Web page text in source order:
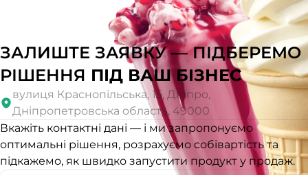
ЗАЛИШТЕ ЗАЯВКУ — ПІДБЕРЕМО
РІШЕННЯ ПІД ВАШ БІЗНЕС
вулиця Краснопільська, 15, Дніпро,
Дніпропетровська область, 49000
Вкажіть контактні дані — і ми запропонуємо
оптимальні рішення, розрахуємо собівартість та
підкажемо, як швидко запустити продукт у продаж.